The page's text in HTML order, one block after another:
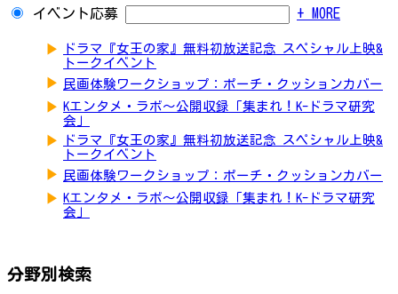
イベント応募 + MORE
▶
ドラマ『女王の家』無料初放送記念 スペシャル上映&
トークイベント
▶ 民画体験ワークショップ：ポーチ・クッションカバー
▶ Kエンタメ・ラボ～公開収録「集まれ！K-ドラマ研究
会」
▶
ドラマ『女王の家』無料初放送記念 スペシャル上映&
トークイベント
▶ 民画体験ワークショップ：ポーチ・クッションカバー
▶ Kエンタメ・ラボ～公開収録「集まれ！K-ドラマ研究
会」
分野別検索